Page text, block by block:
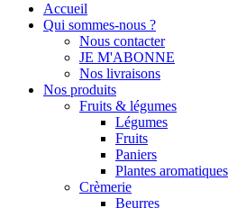
Accueil
Qui sommes-nous ?
Nous contacter
JE M'ABONNE
Nos livraisons
Nos produits
Fruits & légumes
Légumes
Fruits
Paniers
Plantes aromatiques
Crèmerie
Beurres